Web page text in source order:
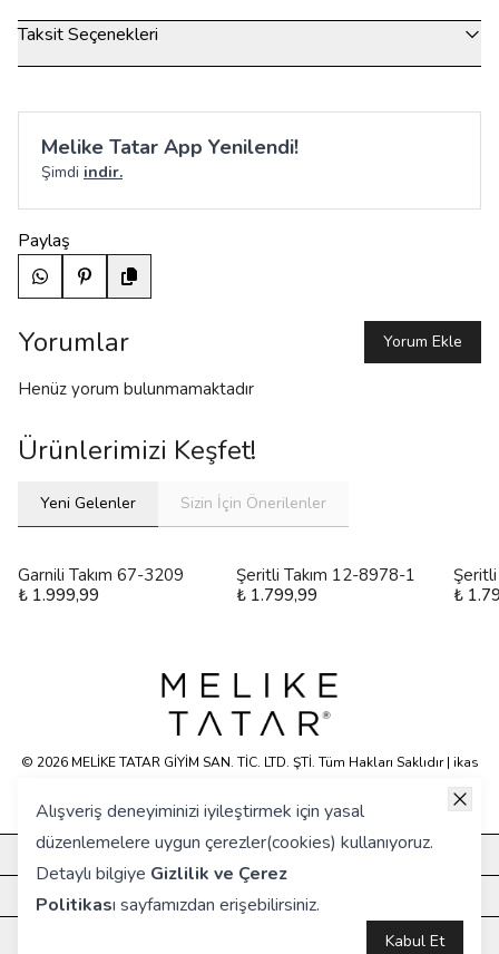
Alışveriş deneyiminizi iyileştirmek için yasal
düzenlemelere uygun çerezler(cookies) kullanıyoruz.
Detaylı bilgiye Gizlilik ve Çerez
Politikası sayfamızdan erişebilirsiniz.
Kabul Et
Taksit Seçenekleri
Melike Tatar App Yenilendi!
Şimdi indir.
Paylaş
Yorumlar Yorum Ekle
Henüz yorum bulunmamaktadır
Ürünlerimizi Keşfet!
Yeni Gelenler Sizin İçin Önerilenler
Garnili Takım 67-3209
₺ 1.999,99
Şeritli Takım 12-8978-1
₺ 1.799,99
₺
KURUMSAL
HIZLI ERİŞİM
© 2026 MELİKE TATAR GİYİM SAN. TİC. LTD. ŞTİ. Tüm Hakları Saklıdır | ikas